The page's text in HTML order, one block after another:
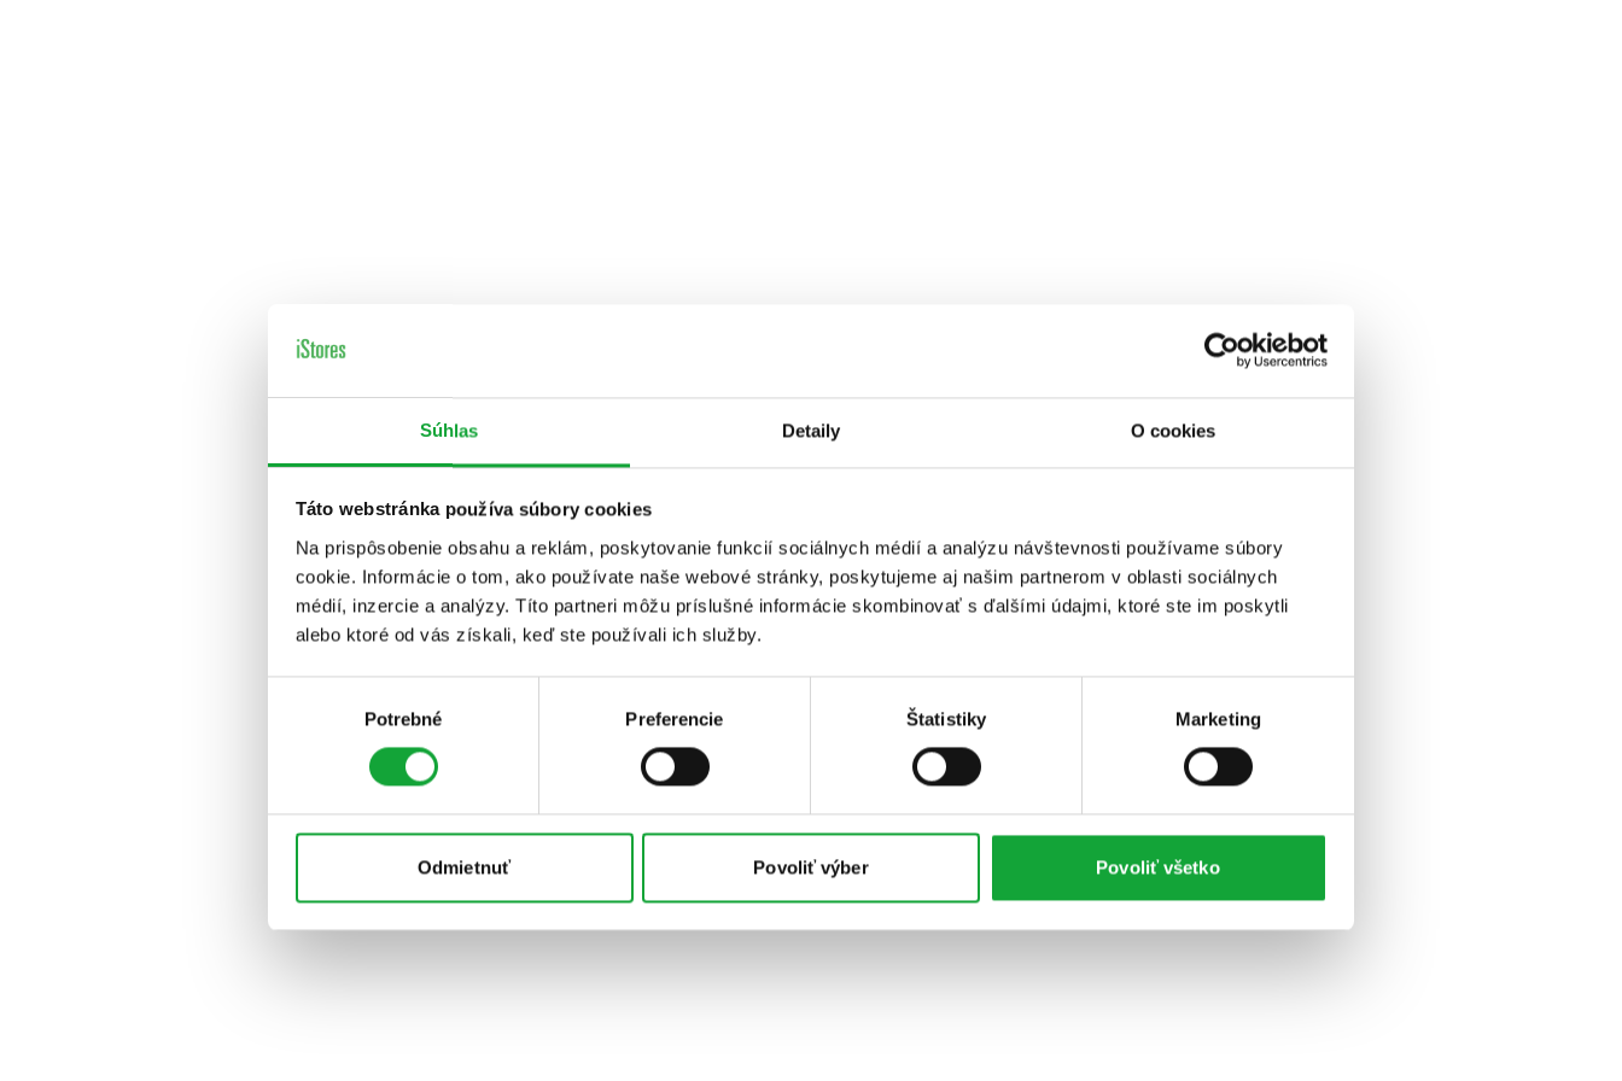
Súhlas Detaily O cookies
Táto webstránka používa súbory cookies
Na prispôsobenie obsahu a reklám, poskytovanie funkcií sociálnych médií a analýzu návštevnosti používame súbory
cookie. Informácie o tom, ako používate naše webové stránky, poskytujeme aj našim partnerom v oblasti sociálnych
médií, inzercie a analýzy. Títo partneri môžu príslušné informácie skombinovať s ďalšími údajmi, ktoré ste im poskytli
alebo ktoré od vás získali, keď ste používali ich služby.
Potrebné Preferencie Štatistiky Marketing
Odmietnuť Povoliť výber Povoliť všetko